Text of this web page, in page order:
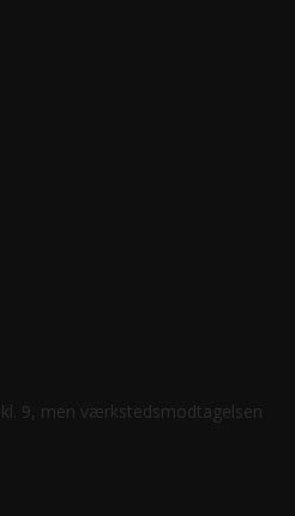
9, men værkstedsmodtagelsen